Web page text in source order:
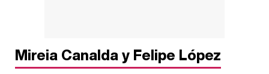
Mireia Canalda y Felipe López